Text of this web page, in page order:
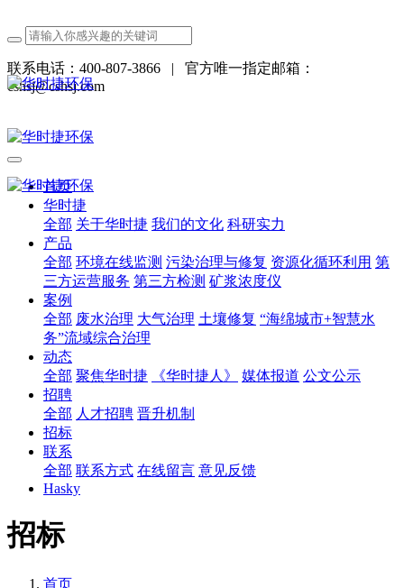
联系电话：400-807-3866 | 官方唯一指定邮箱：
cshsj@cshsj.com
首页
华时捷
全部 关于华时捷 我们的文化 科研实力
产品
全部 环境在线监测 污染治理与修复 资源化循环利用 第
三方运营服务 第三方检测 矿浆浓度仪
案例
全部 废水治理 大气治理 土壤修复 “海绵城市+智慧水
务”流域综合治理
动态
全部 聚焦华时捷 《华时捷人》 媒体报道 公文公示
招聘
全部 人才招聘 晋升机制
招标
联系
全部 联系方式 在线留言 意见反馈
Hasky
招标
首页